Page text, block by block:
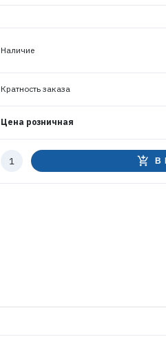
Наличие
Кратность заказа
Цена розничная
Количество
add_shopping_cart В